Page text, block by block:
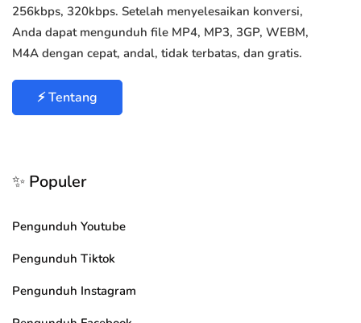
256kbps, 320kbps. Setelah menyelesaikan konversi,
Anda dapat mengunduh file MP4, MP3, 3GP, WEBM,
M4A dengan cepat, andal, tidak terbatas, dan gratis.
⚡ Tentang
✨ Populer
Pengunduh Youtube
Pengunduh Tiktok
Pengunduh Instagram